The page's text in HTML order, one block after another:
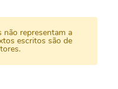
não representam a
escritos são de